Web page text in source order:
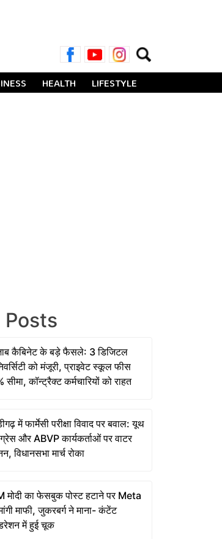
Search
for:
HEALTH LIFESTYLE
Posts
कैबिनेट के बड़े फैसले: 3 डिजिटल
को मंजूरी, प्राइवेट स्कूल फीस
सीमा, कॉन्ट्रैक्ट कर्मचारियों को राहत
में फार्मेसी परीक्षा विवाद पर बवाल: यूथ
और ABVP कार्यकर्ताओं पर वाटर
विधानसभा मार्च रोका
मोदी का फेसबुक पोस्ट हटाने पर Meta
माफी, जुकरबर्ग ने माना- कंटेंट
में हुई चूक